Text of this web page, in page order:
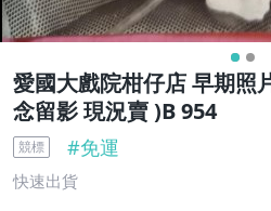
愛國大戲院柑仔店 早期照
念留影 現況賣 )B 954
競標 #免運
快速出貨